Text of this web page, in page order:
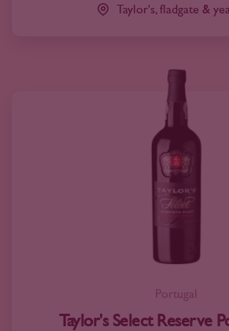
Taylor's, fladgate &
Portugal
Taylor's Select Reserve